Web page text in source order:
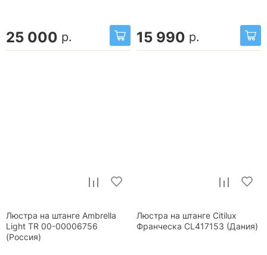
25 000 р. 15 990 р.
Люстра на штанге Ambrella
Light TR 00-00006756
(Россия)
Люстра на штанге Citilux
Франческа CL417153 (Дания)